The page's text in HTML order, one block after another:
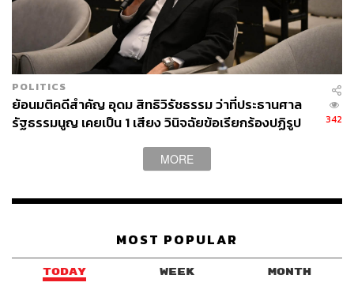
ทองลุน สีสุลิด นายกรัฐมนตรีแห่งสาธารณรัฐประชาธิปไตย
POLITICS
ย้อนมติคดีสำคัญ อุดม สิทธิวิรัชธรรม ว่าที่ประธานศาล
รัฐธรรมนูญ เคยเป็น 1 เสียง วินิจฉัยข้อเรียกร้องปฏิรูป
342
MORE
MOST POPULAR
TODAY WEEK MONTH